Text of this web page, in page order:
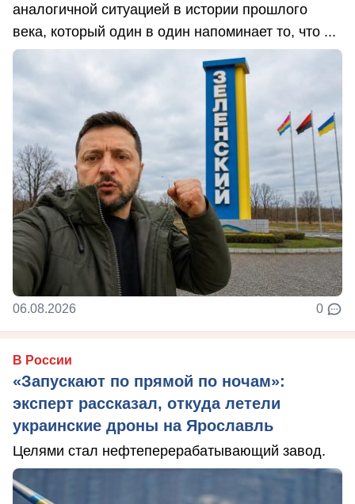
аналогичной ситуацией в истории прошлого
века, который один в один напоминает то, что ...
06.08.2026 0
В России
«Запускают по прямой по ночам»:
эксперт рассказал, откуда летели
украинские дроны на Ярославль
Целями стал нефтеперерабатывающий завод.